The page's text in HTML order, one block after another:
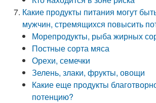
Какие продукты питания могут
мужчин, стремящихся повысить
Морепродукты, рыба жирных
Постные сорта мяса
Орехи, семечки
Зелень, злаки, фрукты, овощи
Какие еще продукты
потенцию?